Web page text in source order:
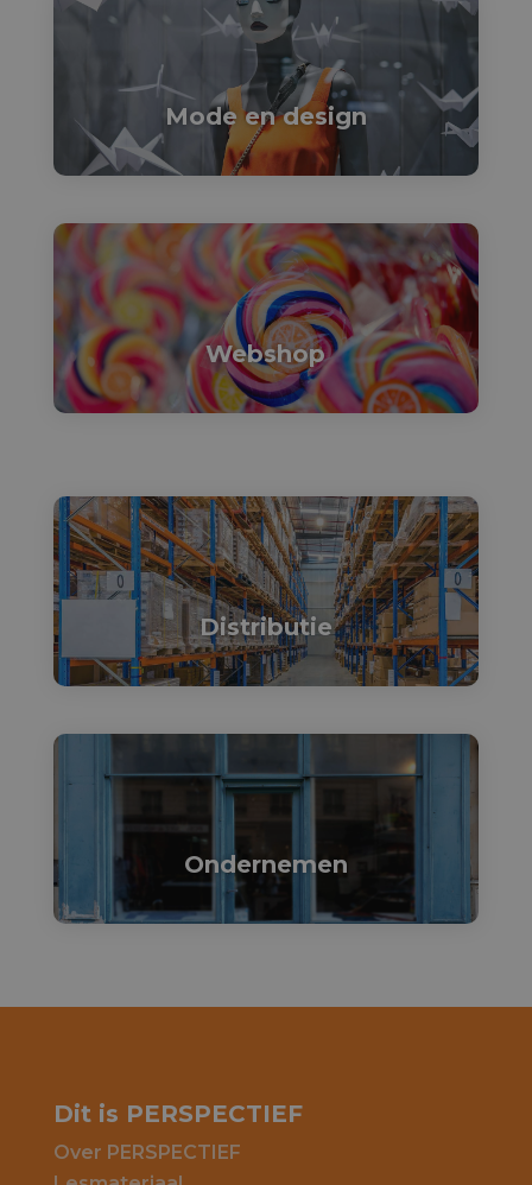

Mode en design

Webshop

Distributie

Ondernemen
Dit is PERSPECTIEF
Over PERSPECTIEF